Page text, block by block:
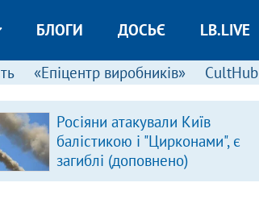
БЛОГИ ДОСЬЄ LB.LIVE
«Епіцентр виробників» CultHub
Росіяни атакували Київ
балістикою і "Цирконами", є
загиблі (доповнено)